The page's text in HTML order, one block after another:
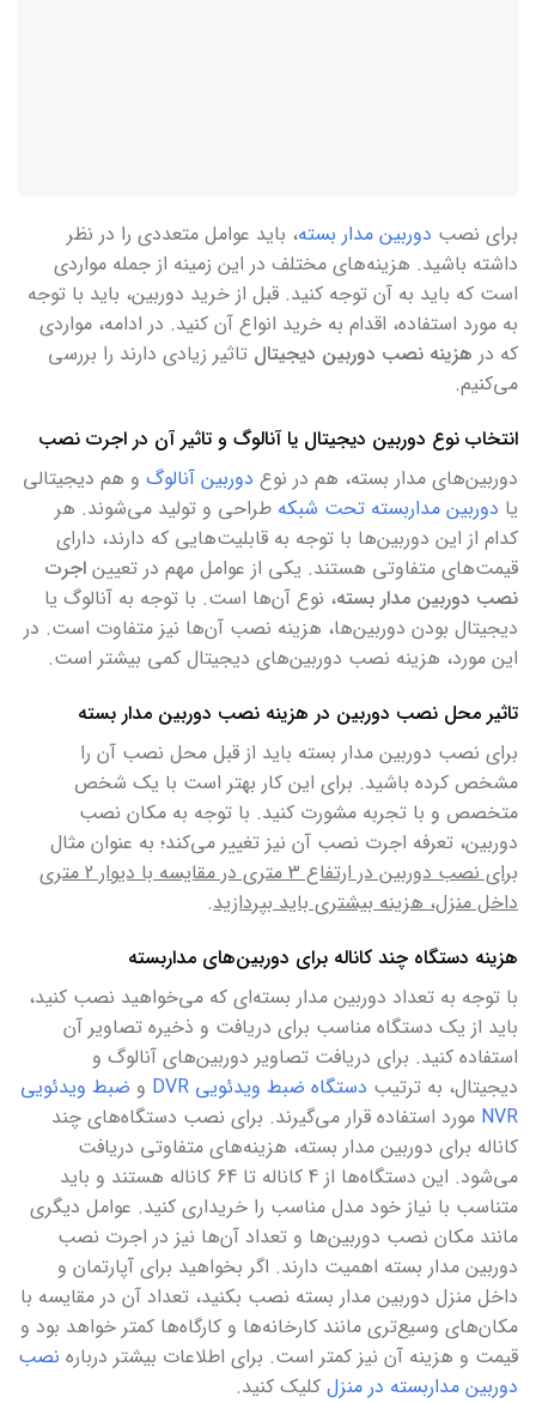
برای نصب دوربین مدار بسته، باید عوامل متعددی را در نظر
داشته باشید. هزینه‌های مختلف در این زمینه از جمله مواردی
است که باید به آن توجه کنید. قبل از خرید دوربین، باید با توجه
به مورد استفاده، اقدام به خرید انواع آن کنید. در ادامه، مواردی
که در هزینه نصب دوربین دیجیتال تاثیر زیادی دارند را بررسی
می‌کنیم.
انتخاب نوع دوربین دیجیتال یا آنالوگ و تاثیر آن در اجرت نصب
دوربین‌های مدار بسته، هم در نوع دوربین آنالوگ و هم دیجیتالی
یا دوربین مداربسته تحت شبکه طراحی و تولید می‌شوند. هر
کدام از این دوربین‌ها با توجه به قابلیت‌هایی که دارند، دارای
قیمت‌های متفاوتی هستند. یکی از عوامل مهم در تعیین اجرت
نصب دوربین مدار بسته، نوع آن‌ها است. با توجه به آنالوگ یا
دیجیتال بودن دوربین‌ها، هزینه نصب آن‌ها نیز متفاوت است. در
این مورد، هزینه نصب دوربین‌های دیجیتال کمی بیشتر است.
تاثیر محل نصب دوربین در هزینه نصب دوربین مدار بسته
برای نصب دوربین مدار بسته باید از قبل محل نصب آن را
مشخص کرده باشید. برای این کار بهتر است با یک شخص
متخصص و با تجربه مشورت کنید. با توجه به مکان نصب
دوربین، تعرفه اجرت نصب آن نیز تغییر می‌کند؛ به عنوان مثال
ب
رای نصب دوربین در ارتفاع 3 متری در مقایسه با دیوار 2 متری
داخل منزل،‌ هزینه بیشتری باید بپردازید.
هزینه دستگاه چند کاناله برای دوربین‌های مداربسته
با توجه به تعداد دوربین مدار بسته‌ای که می‌خواهید نصب کنید،
باید از یک دستگاه مناسب برای دریافت و ذخیره تصاویر آن
استفاده کنید. برای دریافت تصاویر دوربین‌های آنالوگ و
دیجیتال، به ترتیب دستگاه‌ ضبط ویدئویی DVR و ضبط ویدئویی
NVR مورد استفاده قرار می‌گیرند. برای نصب دستگاه‌های چند
کاناله برای دوربین مدار بسته، هزینه‌های متفاوتی دریافت
می‌شود. این دستگاه‌ها از 4 کاناله تا 64 کاناله هستند و باید
متناسب با نیاز خود مدل مناسب را خریداری کنید. عوامل دیگری
مانند مکان نصب دوربین‌ها و تعداد آن‌ها نیز در اجرت نصب
دوربین مدار بسته اهمیت دارند. اگر بخواهید برای آپارتمان و
داخل منزل دوربین مدار بسته نصب بکنید، تعداد آن در مقایسه با
مکان‌های وسیع‌تری مانند کارخانه‌ها و کارگاه‌ها کمتر خواهد بود و
قیمت و هزینه آن نیز کمتر است. برای اطلاعات بیشتر درباره نصب
دوربین مداربسته در منزل کلیک کنید.